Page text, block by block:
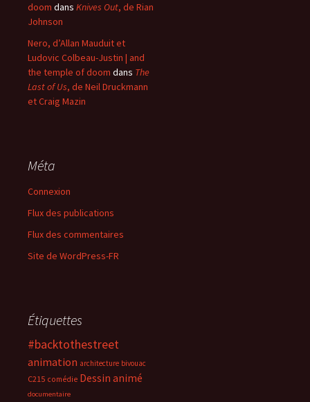
doom dans Knives Out, de Rian
Johnson
Nero, d’Allan Mauduit et
Ludovic Colbeau-Justin | and
the temple of doom dans The
Last of Us, de Neil Druckmann
et Craig Mazin
Méta
Connexion
Flux des publications
Flux des commentaires
Site de WordPress-FR
Étiquettes
#backtothestreet
animation architecture bivouac
C215 comédie Dessin animé
documentaire